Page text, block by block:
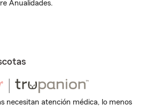
Anualidades.
necesitan atención médica, lo menos